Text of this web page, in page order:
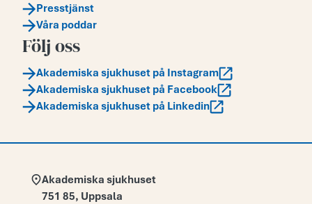
Presstjänst
Våra poddar
Följ oss
Akademiska sjukhuset på Instagram
Akademiska sjukhuset på Facebook
Akademiska sjukhuset på Linkedin
Adress:
Akademiska sjukhuset
751 85, Uppsala